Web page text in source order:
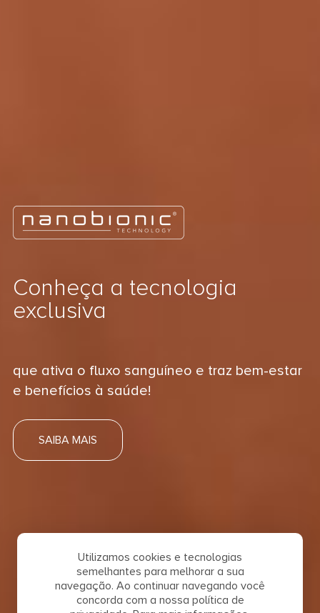
Conheça a tecnologia
exclusiva
que ativa o fluxo sanguíneo e traz bem-estar
e benefícios à saúde!
SAIBA MAIS
Utilizamos cookies e tecnologias
semelhantes para melhorar a sua
navegação. Ao continuar navegando você
concorda com a nossa política de